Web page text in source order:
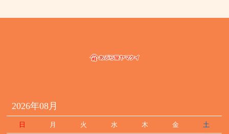
2026年08月
日 月 火 水 木 金 土